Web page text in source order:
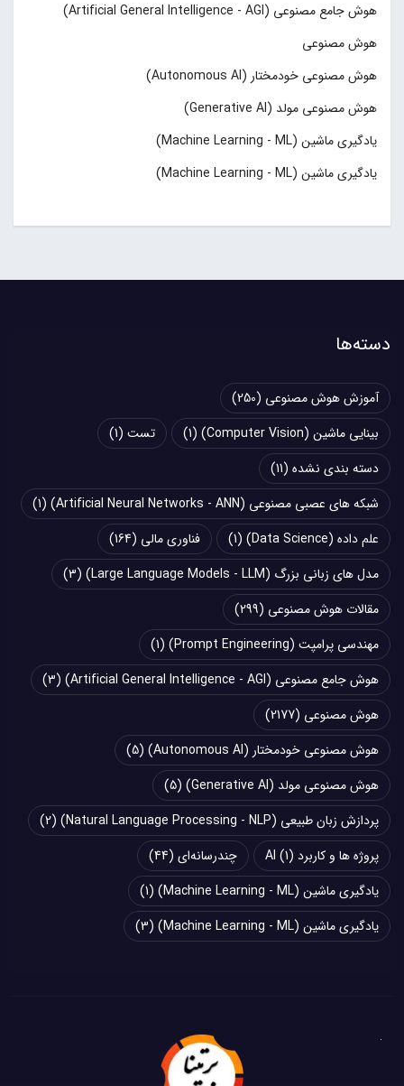
هوش جامع مصنوعی (Artificial General Intelligence - AGI)
هوش مصنوعی
هوش مصنوعی خودمختار (Autonomous AI)
هوش مصنوعی مولد (Generative AI)
یادگیری ماشین (Machine Learning - ML)
یادگیری ماشین (Machine Learning - ML)
دسته‌ها
آموزش هوش مصنوعی (250)
بینایی ماشین (Computer Vision)
(1) تست (1)
دسته بندی نشده (11)
شبکه های عصبی مصنوعی (Artificial Neural Networks - ANN)
(1)
علم داده (Data Science)
(1) فناوری مالی (164)
مدل های زبانی بزرگ (Large Language Models - LLM)
(3)
مقالات هوش مصنوعی (299)
مهندسی پرامپت (Prompt Engineering)
(1)
هوش جامع مصنوعی (Artificial General Intelligence - AGI)
(3)
هوش مصنوعی (2177)
هوش مصنوعی خودمختار (Autonomous AI)
(5)
هوش مصنوعی مولد (Generative AI)
(5)
پردازش زبان طبیعی (Natural Language Processing - NLP)
(2)
پروژه ها و کاربرد AI (1) چند‌‌رسانه‌ای (44)
یادگیری ماشین (Machine Learning - ML)
(1)
یادگیری ماشین (Machine Learning - ML)
(3)